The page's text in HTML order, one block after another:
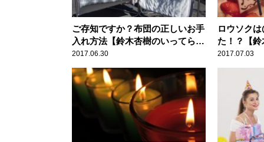
ご存知ですか？布団の正しいお手
入れ方法【鈴木杏樹のいってらっ
しゃい】
2017.06.30
ロウソク
た！？【
ゃい】
2017.07.03